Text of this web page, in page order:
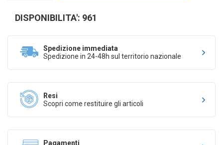
DISPONIBILITA': 961
Spedizione immediata
Spedizione in 24-48h sul territorio nazionale
Resi
Scopri come restituire gli articoli
Pagamenti